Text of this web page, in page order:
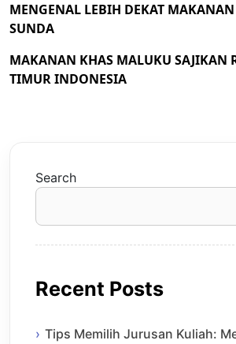
MENGENAL LEBIH DEKAT
SUNDA
MAKANAN KHAS MALUKU SAJIKAN
TIMUR INDONESIA
Search
Recent Posts
Tips Memilih Jurusan Kuliah: